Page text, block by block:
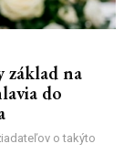
základ na
do
o takýto